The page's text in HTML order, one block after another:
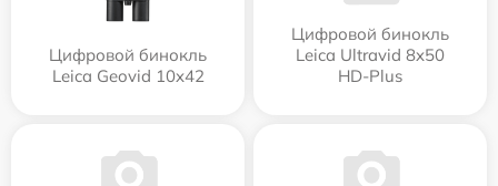
Цифровой бинокль
Leica Geovid 10x42
Цифровой бинокль
Leica Ultravid 8x50
HD-Plus